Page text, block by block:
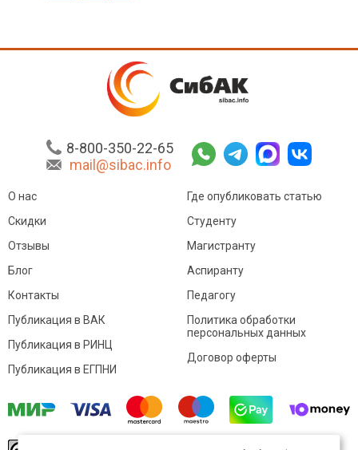
8-800-350-22-65
mail@sibac.info
О нас
Скидки
Отзывы
Блог
Контакты
Где опубликовать статью
Студенту
Магистранту
Аспиранту
Педагогу
Публикация в ВАК
Публикация в РИНЦ
Публикация в ЕГПНИ
Политика обработки
персональных данных
Договор оферты